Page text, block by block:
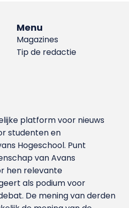
Menu
Magazines
Tip de redactie
platform voor nieuws
studenten en
Hoge­school. Punt
van Avans
hen relevante
als podium voor
De mening van derden